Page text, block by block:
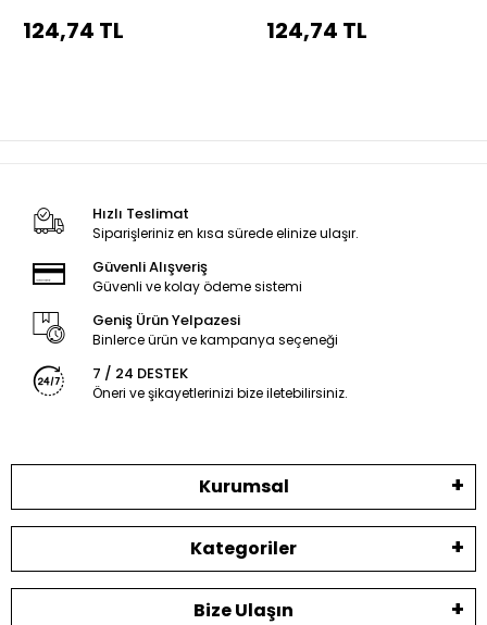
124,74 TL 124,74 TL
Hızlı Teslimat
Siparişleriniz en kısa sürede elinize ulaşır.
Güvenli Alışveriş
Güvenli ve kolay ödeme sistemi
Geniş Ürün Yelpazesi
Binlerce ürün ve kampanya seçeneği
7 / 24 DESTEK
Öneri ve şikayetlerinizi bize iletebilirsiniz.
Kurumsal
Kategoriler
Bize Ulaşın